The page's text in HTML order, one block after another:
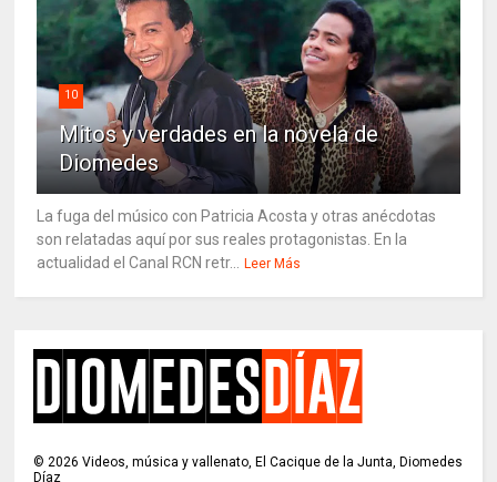
10
Mitos y verdades en la novela de
Diomedes
La fuga del músico con Patricia Acosta y otras anécdotas
son relatadas aquí por sus reales protagonistas. En la
actualidad el Canal RCN retr...
Leer Más
©2026 Videos, música y vallenato, El Cacique de la Junta, Diomedes
Díaz